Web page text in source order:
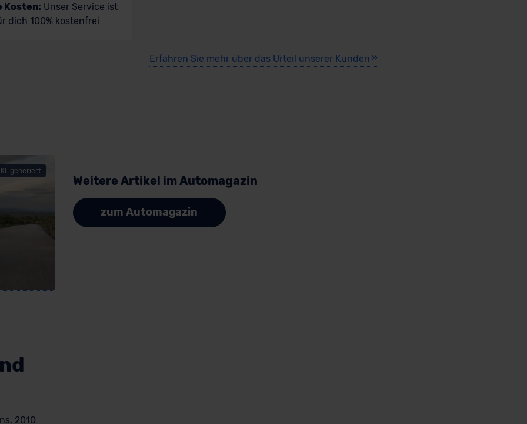
Kosten: Unser Service ist
dich 100% kostenfrei
Erfahren Sie mehr über das Urteil unserer Kunden
KI-generiert
2010
Weitere Artikel im Automagazin
zum Automagazin